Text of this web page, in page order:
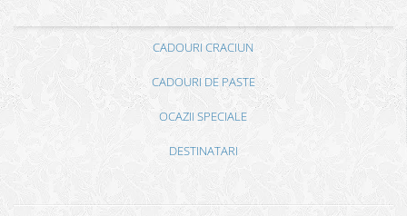
CADOURI CRACIUN
CADOURI DE PASTE
OCAZII SPECIALE
DESTINATARI